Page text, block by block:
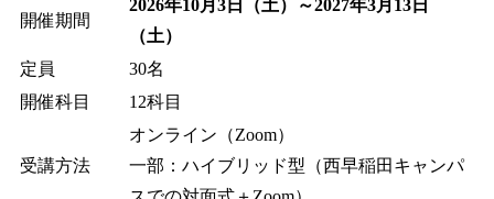
開催期間
2026年10月3日（土）～2027年3月13日
（土）
定員
30名
開催科目
12科目
受講方法
オンライン（Zoom）
一部：ハイブリッド型（西早稲田キャンパ